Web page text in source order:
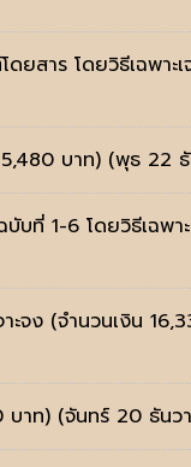
ยสาร โดยวิธีเฉพา
บาท) (พุธ 22
ที่ 1-6 โดยวิธีเฉพา
ะจง (จำนวนเงิน
บาท) (จันทร์ 20 ธันว